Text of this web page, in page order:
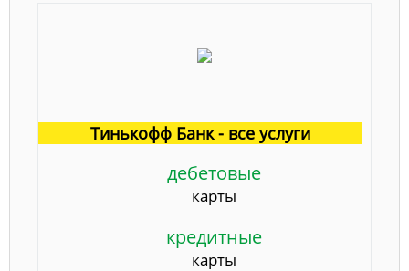
Тинькофф Банк - все услуги
дебетовые
карты
кредитные
карты